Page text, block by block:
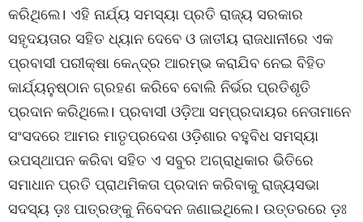
କରିଥିଲେ। ଏହି ନାର୍ଯ୍ୟ ସମସ୍ୟା ପ୍ରତି ରାଜ୍ୟ ସରକାର
ସହୃଦୟତାର ସହିତ ଧ୍ୟାନ ଦେବେ ଓ ଜାତୀୟ ରାଜଧାନୀରେ ଏକ
ପ୍ରବାସୀ ପରୀକ୍ଷା କେନ୍ଦ୍ର ଆରମ୍ଭ କରାଯିବ ନେଇ ବିହିତ
କାର୍ଯ୍ୟନୁଷ୍ଠାନ ଗ୍ରହଣ କରିବେ ବୋଲି ନିର୍ଭର ପ୍ରତିଶୃତି
ପ୍ରଦାନ କରିଥିଲେ। ପ୍ରବାସୀ ଓଡ଼ିଆ ସମ୍ପ୍ରଦାୟର ନେତାମାନେ
ସଂସଦରେ ଆମର ମାତୃପ୍ରଦେଶ ଓଡ଼ିଶାର ବହୁବିଧ ସମସ୍ୟା
ଉପସ୍ଥାପନ କରିବା ସହିତ ଏ ସବୁର ଅଗ୍ରାଧିକାର ଭିତିରେ
ସମାଧାନ ପ୍ରତି ପ୍ରାଥମିକତା ପ୍ରଦାନ କରିବାକୁ ରାଜ୍ୟସଭା
ସଦସ୍ୟ ଡ଼ଃ ପାତ୍ରଙ୍କୁ ନିବେଦନ ଜଣାଇଥିଲେ। ଉତ୍ତରରେ ଡ଼ଃ